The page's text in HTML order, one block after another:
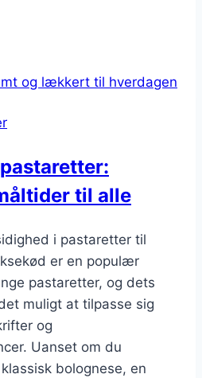
til alle
i pastaretter til
er en populær
pastaretter, og dets
muligt at tilpasse sig
og
Uanset om du
bolognese, en